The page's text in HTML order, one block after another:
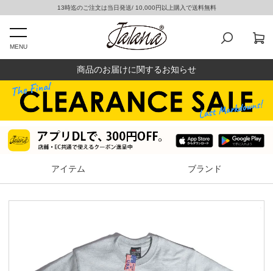
13時迄のご注文は当日発送/ 10,000円以上購入で送料無料
MENU
商品のお届けに関するお知らせ
アイテム ブランド